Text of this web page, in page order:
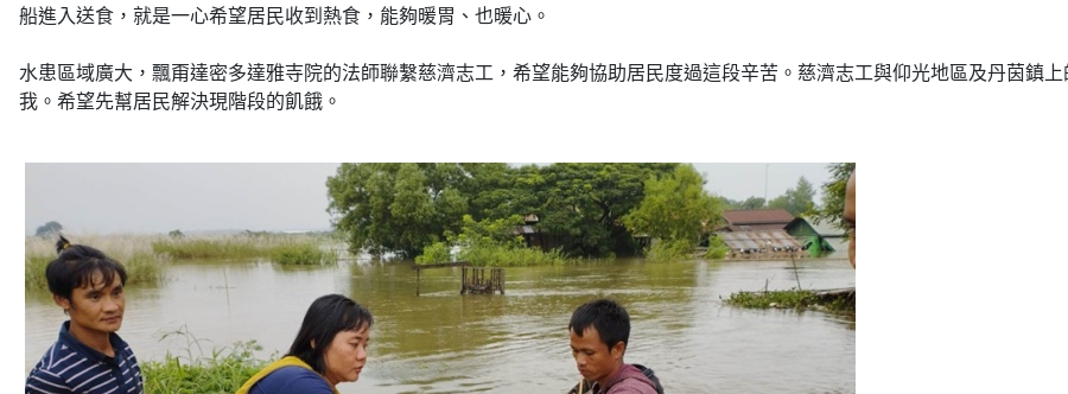
船進入送食，就是一心希望居民收到熱食，能夠暖胃、也暖心。
水患區域廣大，飄甭達密多達雅寺院的法師聯繫慈濟志工，希望能夠協助居民度過這段辛苦。慈濟志工與仰光地區及丹茵鎮
我。希望先幫居民解決現階段的飢餓。